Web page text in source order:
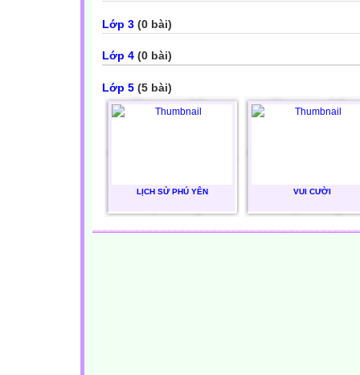
Lớp 3 (0 bài)
Lớp 4 (0 bài)
Lớp 5 (5 bài)
LỊCH SỬ PHÚ YÊN VUI CƯỜI